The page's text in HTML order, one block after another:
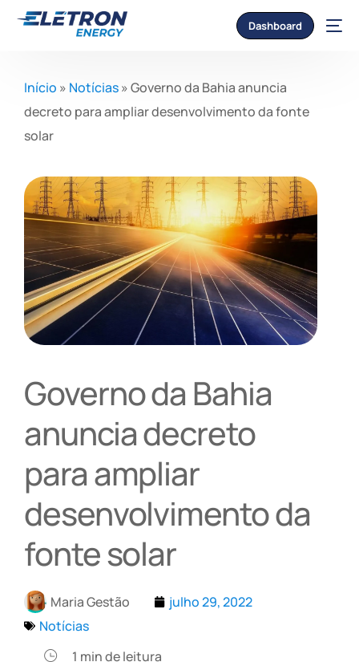
Dashboard
Início » Notícias»Governo da Bahia anuncia
decreto para ampliar desenvolvimento da fonte
solar
Governo da Bahia
anuncia decreto
para ampliar
desenvolvimento da
fonte solar
Maria Gestão
julho 29, 2022
Notícias
1 min de leitura